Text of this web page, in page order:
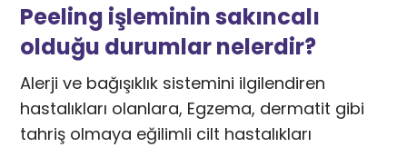
Peeling işleminin sakıncalı
olduğu durumlar nelerdir?
Alerji ve bağışıklık sistemini ilgilendiren
hastalıkları olanlara, Egzema, dermatit gibi
tahriş olmaya eğilimli cilt hastalıkları